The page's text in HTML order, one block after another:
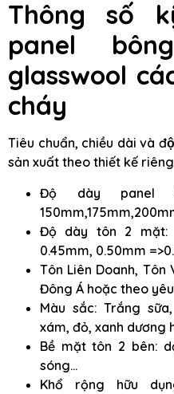
Thông số
panel
glasswool
cháy
Tiêu chuẩn, chiều dài và
sản xuất theo thiết kế
Độ dày panel
Độ dày tôn 2 mặt:
0.45mm, 0.50mm
Tôn Liên Doanh, Tôn
Đông Á hoặc theo
Màu sắc: Trắng
xám, đỏ, xanh dương
Bề mặt tôn 2 bên:
sóng…
Khổ rộng hữu